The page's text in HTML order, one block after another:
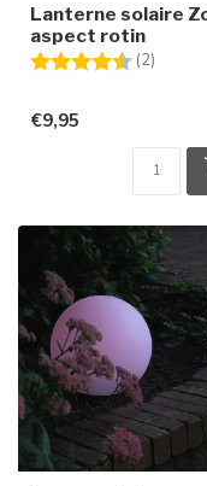
Lanterne solaire
aspect rotin
Note:
(2)
€9,95